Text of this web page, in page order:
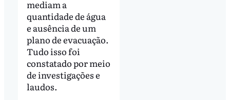
mediam a
quantidade de água
e ausência de um
plano de evacuação.
Tudo isso foi
constatado por meio
de investigações e
laudos.